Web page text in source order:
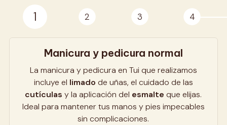
1 2 3 4
Manicura y pedicura normal
La manicura y pedicura en Tui que realizamos
incluye ellimadode uñas, el cuidado de las
cutículasy la aplicación delesmalteque elijas.
Ideal para mantener tus manos y pies impecables
sin complicaciones.